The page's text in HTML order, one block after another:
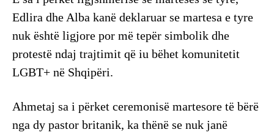
Edlira dhe Alba kanë deklaruar se martesa e tyre
nuk është ligjore por më tepër simbolik dhe
protestë ndaj trajtimit që iu bëhet komunitetit
LGBT+ në Shqipëri.
Ahmetaj sa i përket ceremonisë martesore të bërë
nga dy pastor britanik, ka thënë se nuk janë